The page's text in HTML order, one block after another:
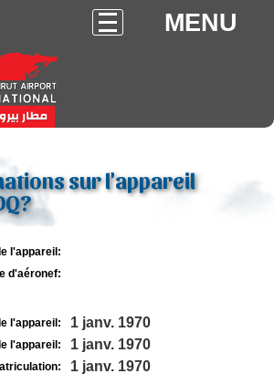
MENU
sur l'appareil
l'appareil:
d'aéronef:
l'appareil: 1 janv. 1970
l'appareil: 1 janv. 1970
1 janv. 1970